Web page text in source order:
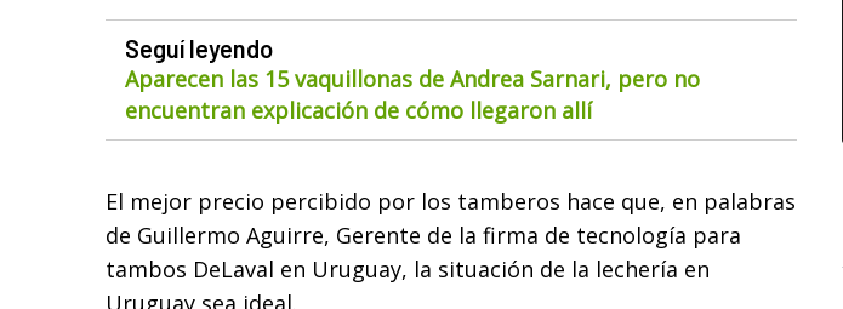
Seguí leyendo
Aparecen las 15 vaquillonas de Andrea Sarnari, pero no
encuentran explicación de cómo llegaron allí
El mejor precio percibido por los tamberos hace que, en palabras
de Guillermo Aguirre, Gerente de la firma de tecnología para
tambos DeLaval en Uruguay, la situación de la lechería en
Uruguay sea ideal.